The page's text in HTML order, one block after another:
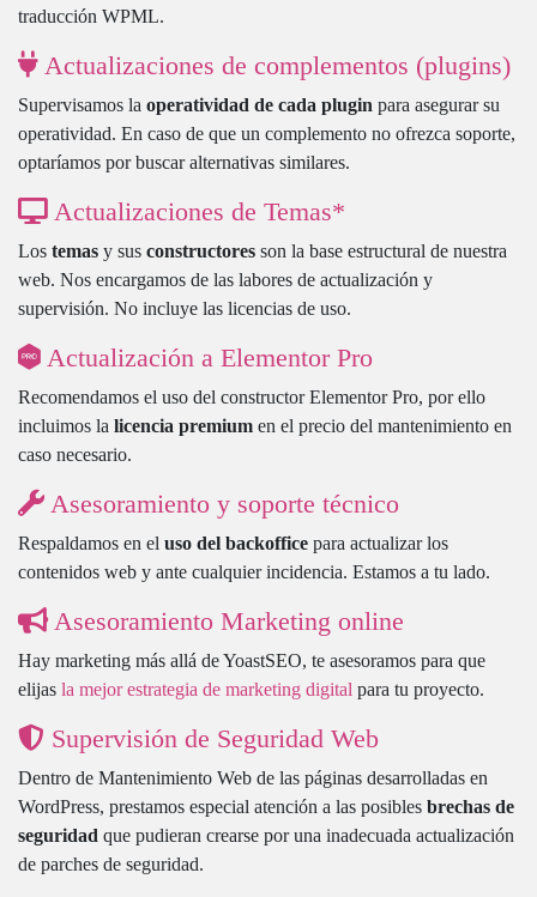
traducción WPML.
Actualizaciones de complementos (plugins)
Supervisamos la operatividad de cada plugin para asegurar su
operatividad. En caso de que un complemento no ofrezca soporte,
optaríamos por buscar alternativas similares.
Actualizaciones de Temas*
Los temas y sus constructores son la base estructural de nuestra
web. Nos encargamos de las labores de actualización y
supervisión. No incluye las licencias de uso.
Actualización a Elementor Pro
Recomendamos el uso del constructor Elementor Pro, por ello
incluimos la licencia premium en el precio del mantenimiento en
caso necesario.
Asesoramiento y soporte técnico
Respaldamos en el uso del backoffice para actualizar los
contenidos web y ante cualquier incidencia. Estamos a tu lado.
Asesoramiento Marketing online
Hay marketing más allá de YoastSEO, te asesoramos para que
elijas la mejor estrategia de marketing digital para tu proyecto.
Supervisión de Seguridad Web
Dentro de Mantenimiento Web de las páginas desarrolladas en
WordPress, prestamos especial atención a las posibles brechas de
seguridad que pudieran crearse por una inadecuada actualización
de parches de seguridad.